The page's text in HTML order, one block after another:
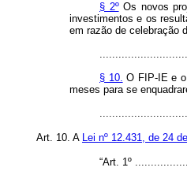
§ 2ºOs novos
investimentos e os
em razão de celebração
§ 10. O FIP-IE e
meses para se
Art. 10. A Lei nº 12.431, de 24
“Art. 1º